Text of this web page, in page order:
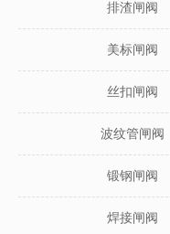
排渣闸阀
美标闸阀
丝扣闸阀
波纹管闸阀
锻钢闸阀
焊接闸阀